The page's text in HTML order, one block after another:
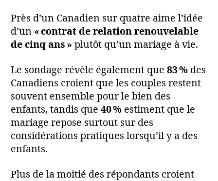
Près d’un Canadien sur quatre aime l’idée
d’un « contrat de relation renouvelable
de cinq ans » plutôt qu’un mariage à vie.
Le sondage révèle également que 83 % des
Canadiens croient que les couples restent
souvent ensemble pour le bien des
enfants, tandis que 40 % estiment que le
mariage repose surtout sur des
considérations pratiques lorsqu’il y a des
enfants.
Plus de la moitié des répondants croient